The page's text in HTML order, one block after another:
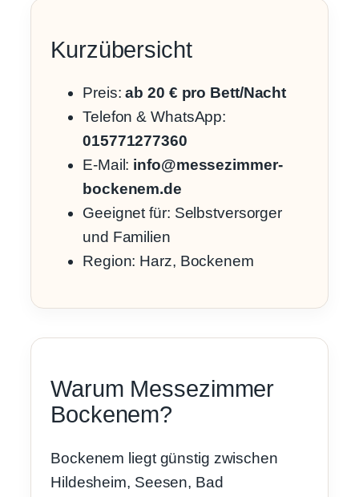
Kurzübersicht
Preis:ab 20 € pro Bett/Nacht
Telefon & WhatsApp:
015771277360
E-Mail: info@messezimmer-
bockenem.de
Geeignet für: Selbstversorger
und Familien
Region: Harz, Bockenem
Warum Messezimmer
Bockenem?
Bockenem liegt günstig zwischen
Hildesheim, Seesen, Bad